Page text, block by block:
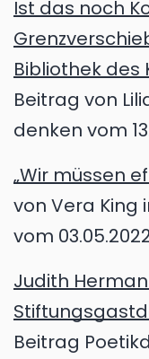
Ist das noch
Bibliothek des
Beitrag von
denken vom
„Wir müssen
von Vera King
vom
Judith
Beitrag